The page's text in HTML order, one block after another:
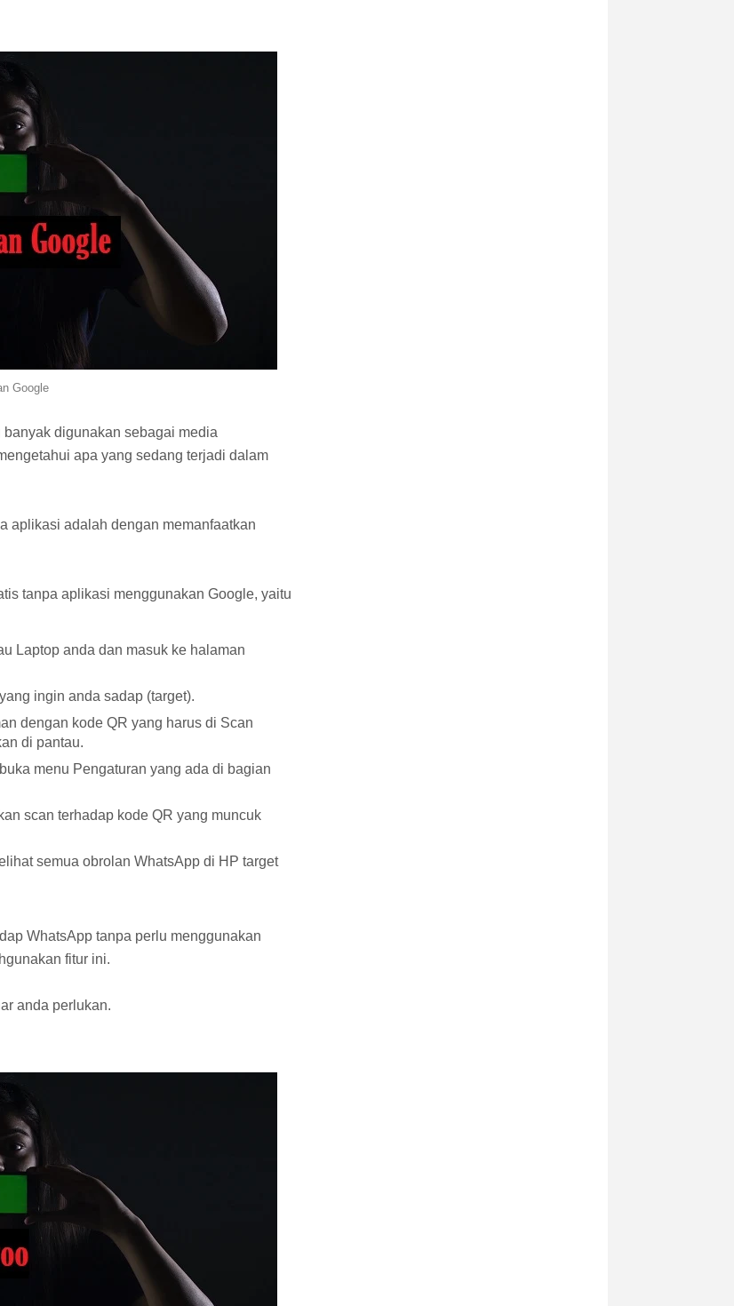
Google
digunakan sebagai media
apa yang sedang terjadi dalam
aplikasi adalah dengan memanfaatkan
tanpa aplikasi menggunakan Google, yaitu
Laptop anda dan masuk ke halaman
ingin anda sadap (target).
dengan kode QR yang harus di Scan
di pantau.
menu Pengaturan yang ada di bagian
scan terhadap kode QR yang muncuk
semua obrolan WhatsApp di HP target
WhatsApp tanpa perlu menggunakan
fitur ini.
anda perlukan.